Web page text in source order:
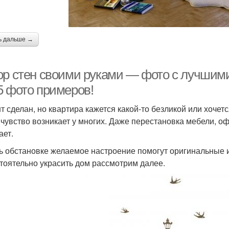
дальше →
стен своими руками — фото с
фото примеров!
сделан, но квартира кажется какой-то безликой или
возникает у многих. Даже перестановка мебели,
обстановке желаемое настроение помогут
украсить дом рассмотрим далее.